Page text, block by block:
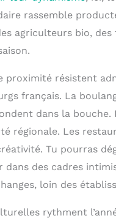
rassemble
agriculteurs bio,
proximité résistent
français. La
dans la bouche.
régionale. Les
Tu pourras
des cadres
loin des
rythment